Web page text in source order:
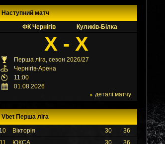
Наступний матч
ФК Чернігів
Куликів-Білка
X - X
Перша ліга, сезон 2026/27
Чернігів-Арена
11:00
01.08.2026
деталі матчу
Vbet Перша ліга
10
Вікторія 30
36
11
ЮКСА 30 36